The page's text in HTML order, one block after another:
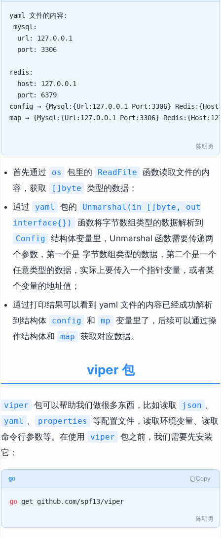
yaml 文件的内容:
mysql:
  url: 127.0.0.1
  port: 3306
redis:
  host: 127.0.0.1
  port: 6379
config → {Mysql:{Url:127.0.0.1 Port:3306}
map → {Mysql:{Url:127.0.0.1 Port:3306}
陈明勇
首先通过 os 包里的 ReadFile
函数读取文件的内
容，获取
[]byte
类型的数据；
通过
yaml 包的
Unmarshal(in []byte, out
interface{})
函数将字节数组类型的数据解析到
Config
结构体变量里，Unmarshal 函数需要传递两
个参数，第一个是 字节数组类型的数据，第二个是一个
任意类型的数据，实际上要传入一个指针变量，或者某
个变量的地址值；
通过打印结果可以看到 yaml 文件的内容已经成功解析
到结构体
config 和 mp
变量里了，后续可以通过操
作结构体和
map 获取对应数据。
viper 包
viper 包可以帮助我们做很多东西，比如读取 json 、
yaml 、 properties
等配置文件，读取环境变量、读取
命令行参数等。在使用
viper
包之前，我们需要先安装
它：
go Copy
go
陈明勇